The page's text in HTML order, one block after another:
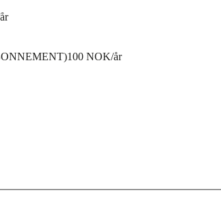
100 NOK/år